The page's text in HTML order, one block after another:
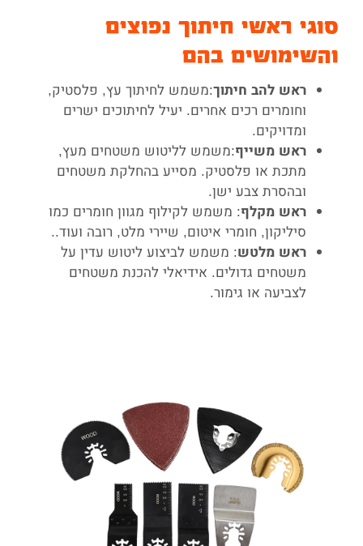
סוגי ראשי חיתוך נפוצים
והשימושים בהם
ראש להב חיתוך:משמש לחיתוך עץ, פלסטיק,
וחומרים רכים אחרים. יעיל לחיתוכים ישרים
ומדויקים.
ראש משייף:משמש לליטוש משטחים מעץ,
מתכת או פלסטיק. מסייע בהחלקת משטחים
ובהסרת צבע ישן.
ראש מקלף: משמש לקילוף מגוון חומרים כמו
סיליקון, חומרי איטום, שיירי מלט, רובה ועוד..
ראש מלטש: משמש לביצוע ליטוש עדין על
משטחים גדולים. אידיאלי להכנת משטחים
לצביעה או גימור.